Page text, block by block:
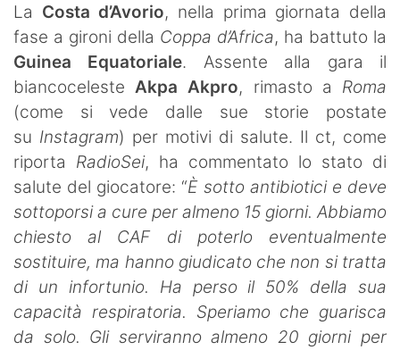
La Costa d’Avorio, nella prima giornata della
fase a gironi della Coppa d’Africa, ha battuto la
Guinea Equatoriale. Assente alla gara il
biancoceleste Akpa Akpro, rimasto a Roma
(come si vede dalle sue storie postate
su Instagram) per motivi di salute. Il ct, come
riporta RadioSei, ha commentato lo stato di
salute del giocatore: “È sotto antibiotici e deve
sottoporsi a cure per almeno 15 giorni. Abbiamo
chiesto al CAF di poterlo eventualmente
sostituire, ma hanno giudicato che non si tratta
di un infortunio. Ha perso il 50% della sua
capacità respiratoria. Speriamo che guarisca
da solo. Gli serviranno almeno 20 giorni per